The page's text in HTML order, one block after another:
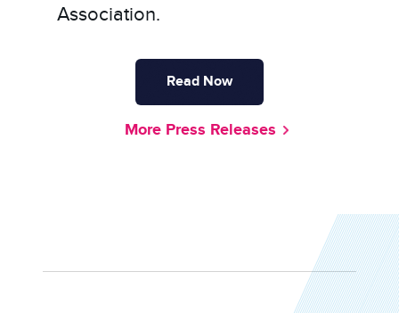
Association.
Read Now
More Press Releases